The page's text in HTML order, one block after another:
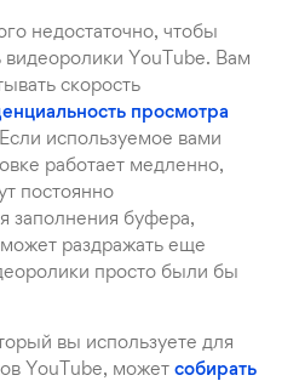
недостаточно, чтобы
видеоролики YouTube. Вам
скорость
просмотра
используемое вами
работает медленно,
постоянно
заполнения буфера,
раздражать еще
просто были бы
вы используете для
YouTube, может собирать